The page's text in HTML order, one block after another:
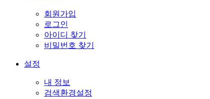
회원가입
로그인
아이디 찾기
비밀번호 찾기
설정
내 정보
검색환경설정